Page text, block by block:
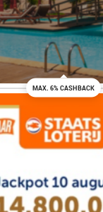
MAX. 6% CASHBACK